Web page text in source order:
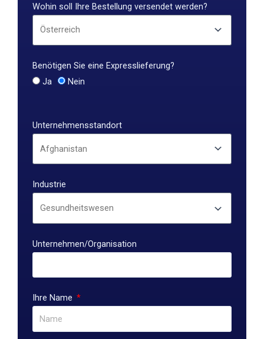
Wohin soll Ihre Bestellung versendet werden?
Benötigen Sie eine Expresslieferung?
Ja
Nein
Unternehmensstandort
Industrie
Unternehmen/Organisation
Ihre Name